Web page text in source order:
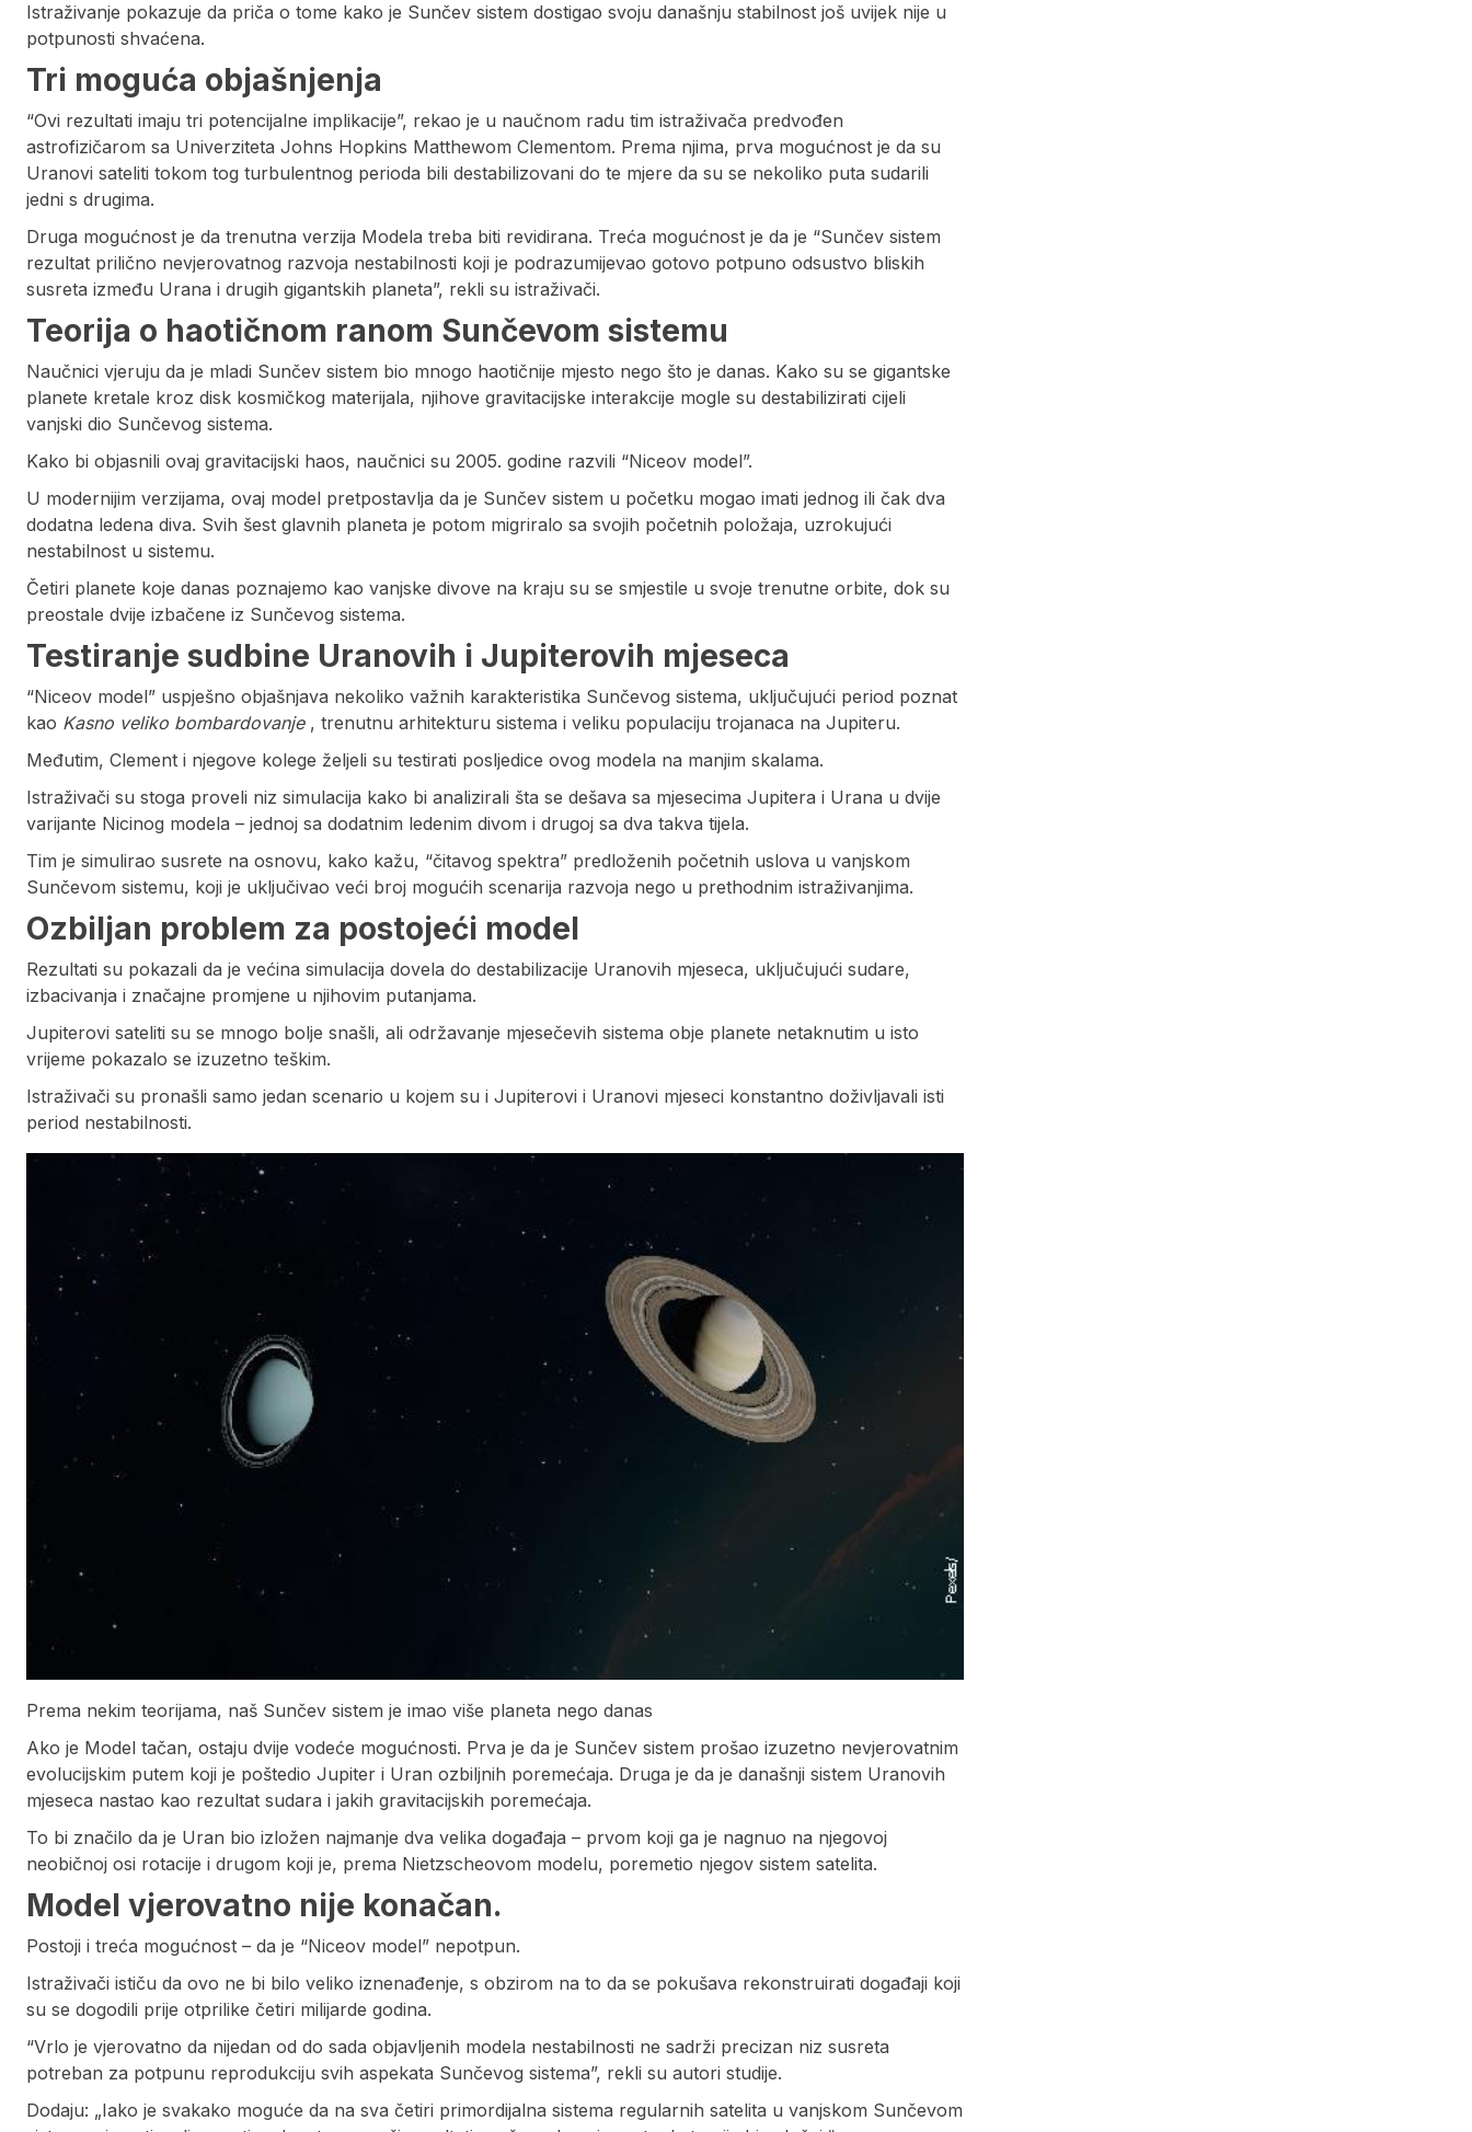
Istraživanje pokazuje da priča o tome kako je Sunčev sistem dostigao svoju današnju stabilnost još uvijek nije u
potpunosti shvaćena.
Tri moguća objašnjenja
“Ovi rezultati imaju tri potencijalne implikacije”, rekao je u naučnom radu tim istraživača predvođen
astrofizičarom sa Univerziteta Johns Hopkins Matthewom Clementom. Prema njima, prva mogućnost je da su
Uranovi sateliti tokom tog turbulentnog perioda bili destabilizovani do te mjere da su se nekoliko puta sudarili
jedni s drugima.
Druga mogućnost je da trenutna verzija Modela treba biti revidirana. Treća mogućnost je da je “Sunčev sistem
rezultat prilično nevjerovatnog razvoja nestabilnosti koji je podrazumijevao gotovo potpuno odsustvo bliskih
susreta između Urana i drugih gigantskih planeta”, rekli su istraživači.
Teorija o haotičnom ranom Sunčevom sistemu
Naučnici vjeruju da je mladi Sunčev sistem bio mnogo haotičnije mjesto nego što je danas. Kako su se gigantske
planete kretale kroz disk kosmičkog materijala, njihove gravitacijske interakcije mogle su destabilizirati cijeli
vanjski dio Sunčevog sistema.
Kako bi objasnili ovaj gravitacijski haos, naučnici su 2005. godine razvili “Niceov model”.
U modernijim verzijama, ovaj model pretpostavlja da je Sunčev sistem u početku mogao imati jednog ili čak dva
dodatna ledena diva. Svih šest glavnih planeta je potom migriralo sa svojih početnih položaja, uzrokujući
nestabilnost u sistemu.
Četiri planete koje danas poznajemo kao vanjske divove na kraju su se smjestile u svoje trenutne orbite, dok su
preostale dvije izbačene iz Sunčevog sistema.
Testiranje sudbine Uranovih i Jupiterovih mjeseca
“Niceov model” uspješno objašnjava nekoliko važnih karakteristika Sunčevog sistema, uključujući period poznat
kao Kasno veliko bombardovanje, trenutnu arhitekturu sistema i veliku populaciju trojanaca na Jupiteru.
Međutim, Clement i njegove kolege željeli su testirati posljedice ovog modela na manjim skalama.
Istraživači su stoga proveli niz simulacija kako bi analizirali šta se dešava sa mjesecima Jupitera i Urana u dvije
varijante Nicinog modela – jednoj sa dodatnim ledenim divom i drugoj sa dva takva tijela.
Tim je simulirao susrete na osnovu, kako kažu, “čitavog spektra” predloženih početnih uslova u vanjskom
Sunčevom sistemu, koji je uključivao veći broj mogućih scenarija razvoja nego u prethodnim istraživanjima.
Ozbiljan problem za postojeći model
Rezultati su pokazali da je većina simulacija dovela do destabilizacije Uranovih mjeseca, uključujući sudare,
izbacivanja i značajne promjene u njihovim putanjama.
Jupiterovi sateliti su se mnogo bolje snašli, ali održavanje mjesečevih sistema obje planete netaknutim u isto
vrijeme pokazalo se izuzetno teškim.
Istraživači su pronašli samo jedan scenario u kojem su i Jupiterovi i Uranovi mjeseci konstantno doživljavali isti
period nestabilnosti.
Prema nekim teorijama, naš Sunčev sistem je imao više planeta nego danas
Ako je Model tačan, ostaju dvije vodeće mogućnosti. Prva je da je Sunčev sistem prošao izuzetno nevjerovatnim
evolucijskim putem koji je poštedio Jupiter i Uran ozbiljnih poremećaja. Druga je da je današnji sistem Uranovih
mjeseca nastao kao rezultat sudara i jakih gravitacijskih poremećaja.
To bi značilo da je Uran bio izložen najmanje dva velika događaja – prvom koji ga je nagnuo na njegovoj
neobičnoj osi rotacije i drugom koji je, prema Nietzscheovom modelu, poremetio njegov sistem satelita.
Model vjerovatno nije konačan.
Postoji i treća mogućnost – da je “Niceov model” nepotpun.
Istraživači ističu da ovo ne bi bilo veliko iznenađenje, s obzirom na to da se pokušava rekonstruirati događaji koji
su se dogodili prije otprilike četiri milijarde godina.
“Vrlo je vjerovatno da nijedan od do sada objavljenih modela nestabilnosti ne sadrži precizan niz susreta
potreban za potpunu reprodukciju svih aspekata Sunčevog sistema”, rekli su autori studije.
Dodaju: „Iako je svakako moguće da na sva četiri primordijalna sistema regularnih satelita u vanjskom Sunčevom